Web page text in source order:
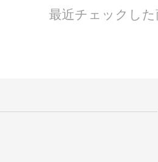
最近チェックした